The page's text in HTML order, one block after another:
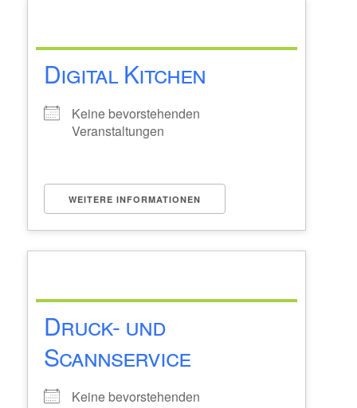
Digital Kitchen
Keine bevorstehenden
Veranstaltungen
WEITERE INFORMATIONEN
Druck- und
Scannservice
Keine bevorstehenden